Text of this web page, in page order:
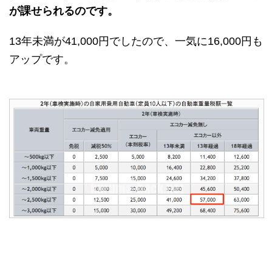
が課せられるのです。
13年未満が41,000円でしたので、一気に16,000円も
アップです。